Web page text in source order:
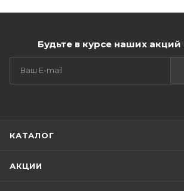
Будьте в курсе наших акций
КАТАЛОГ
АКЦИИ